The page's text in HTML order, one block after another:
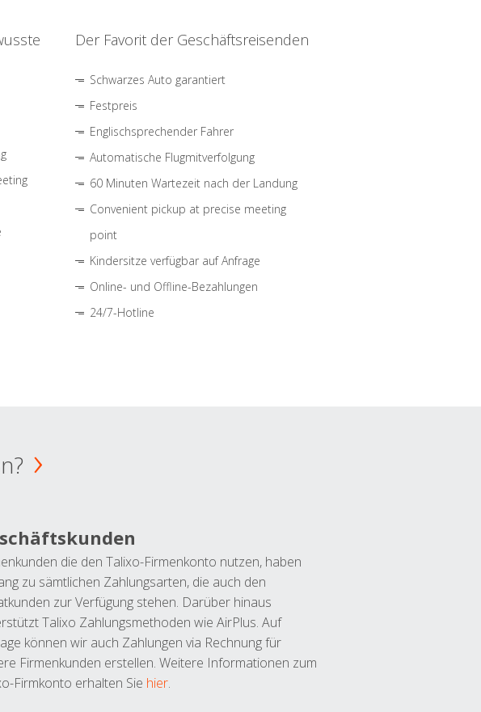
Der Favorit der Geschäftsreisenden
Schwarzes Auto garantiert
Festpreis
Englischsprechender Fahrer
Automatische Flugmitverfolgung
60 Minuten Wartezeit nach der Landung
Convenient pickup at precise meeting
point
Kindersitze verfügbar auf Anfrage
Online- und Offline-Bezahlungen
24/7-Hotline
die den Talixo-Firmenkonto nutzen, haben
zu sämtlichen Zahlungsarten, die auch den
zur Verfügung stehen. Darüber hinaus
Talixo Zahlungsmethoden wie AirPlus. Auf
können wir auch Zahlungen via Rechnung für
Firmenkunden erstellen. Weitere Informationen zum
Firmkonto erhalten Sie hier.